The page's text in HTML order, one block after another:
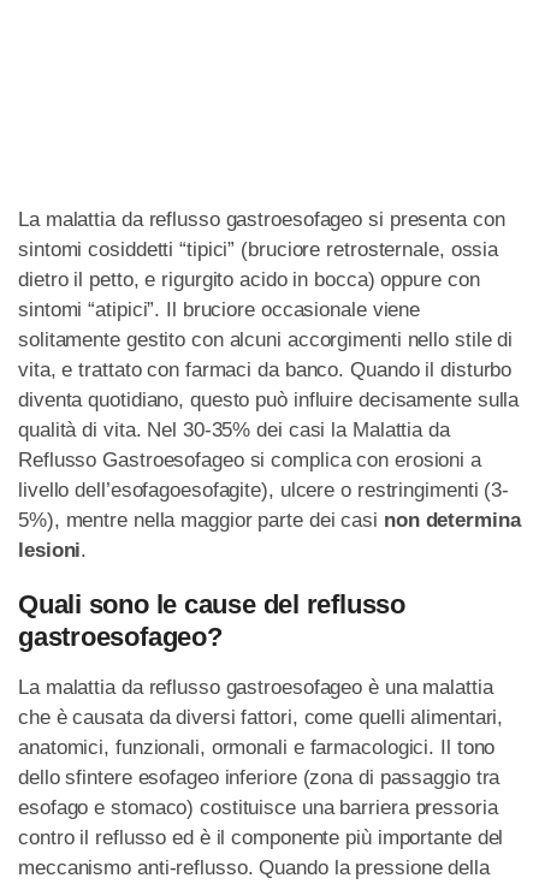
La malattia da reflusso gastroesofageo si presenta con
sintomi cosiddetti “tipici” (bruciore retrosternale, ossia
dietro il petto, e rigurgito acido in bocca) oppure con
sintomi “atipici”. Il bruciore occasionale viene
solitamente gestito con alcuni accorgimenti nello stile di
vita, e trattato con farmaci da banco. Quando il disturbo
diventa quotidiano, questo può influire decisamente sulla
qualità di vita. Nel 30-35% dei casi la Malattia da
Reflusso Gastroesofageo si complica con erosioni a
livello dell’esofagoesofagite), ulcere o restringimenti (3-
5%), mentre nella maggior parte dei casi non determina
lesioni.
Quali sono le cause del reflusso
gastroesofageo?
La malattia da reflusso gastroesofageo è una malattia
che è causata da diversi fattori, come quelli alimentari,
anatomici, funzionali, ormonali e farmacologici. Il tono
dello sfintere esofageo inferiore (zona di passaggio tra
esofago e stomaco) costituisce una barriera pressoria
contro il reflusso ed è il componente più importante del
meccanismo anti-reflusso. Quando la pressione della